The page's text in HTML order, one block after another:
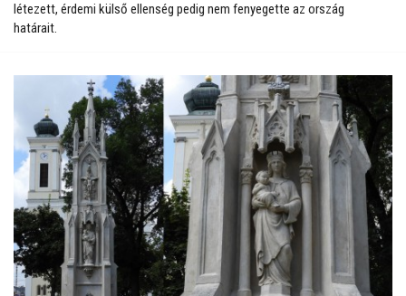
létezett, érdemi külső ellenség pedig nem fenyegette az ország
határait.